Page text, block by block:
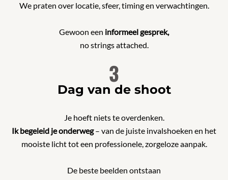
We praten over locatie, sfeer, timing en verwachtingen.
Gewoon een informeel gesprek,
no strings attached.
3
Dag van de shoot
Je hoeft niets te overdenken.
Ik begeleid je onderweg– van de juiste invalshoeken en het
mooiste licht tot een professionele, zorgeloze aanpak.
De beste beelden ontstaan